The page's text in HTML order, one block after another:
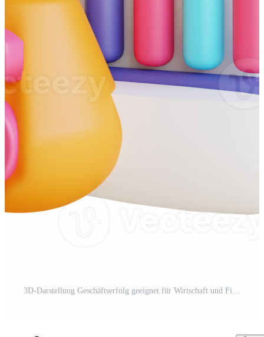
3D-Darstellung Geschäftserfolg geeignet für Wirtschaft und Finanzen Pro PNG